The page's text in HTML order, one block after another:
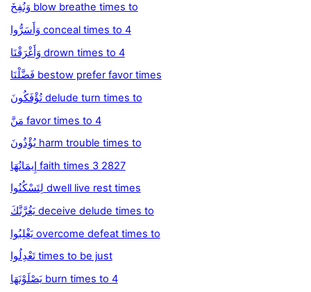
وَنُفِخَ blow breathe times to
وَأَسَرُّوا conceal times to 4
وَأَغْرَقْنَا drown times to 4
فَضَّلْنَا bestow prefer favor times
تُؤْفَكُونَ delude turn times to
مَنَّ favor times to 4
يُؤْذُونَ harm trouble times to
إِيمَانُهَا faith times 3 2827
لِتَسْكُنُوا dwell live rest times
يَغُرَّنَّكَ deceive delude times to
يَغْلِبُوا overcome defeat times to
تَعْدِلُوا times to be just
يَصْلَوْنَهَا burn times to 4